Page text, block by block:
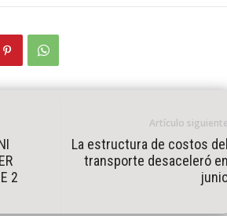
2
Artículo
La estructura de costos
transporte desaceleró